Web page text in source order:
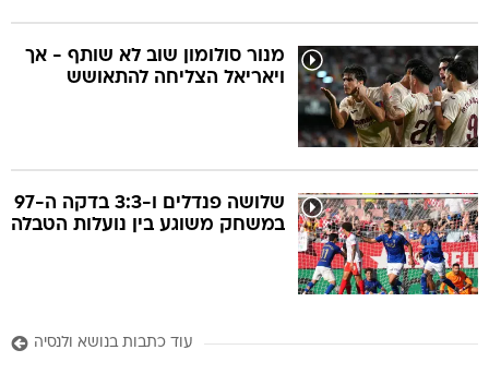
מנור סולומון שוב לא שותף - אך
ויאריאל הצליחה להתאושש
שלושה פנדלים ו-3:3 בדקה ה-97
במשחק משוגע בין נועלות הטבלה
עוד כתבות בנושא ולנסיה